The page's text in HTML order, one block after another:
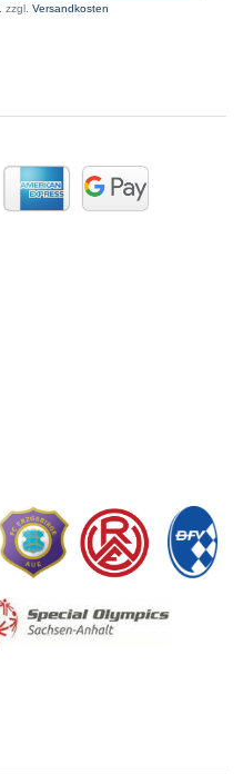
zzgl. Versandkosten